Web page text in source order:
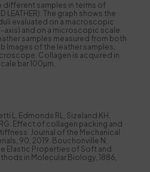
different samples in terms of
LEATHER). The graph shows the
evaluated on a macroscopic
and on a microscopic scale
samples measured from both
Images of the leather samples,
Collagen is acquired in
bar 100µm.
L, Edmonds RL, Sizeland KH,
Effect of collagen packing and
Journal of the Mechanical
90, 2019. Bouchonville N,
Elastic Properties of Soft and
in Molecular Biology, 1886,